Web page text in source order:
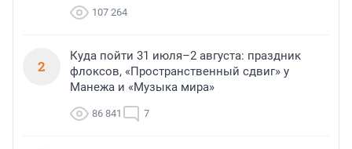
107 264
2
Куда пойти 31 июля–2 августа: праздник
флоксов, «Пространственный сдвиг» у
Манежа и «Музыка мира»
86 841 7